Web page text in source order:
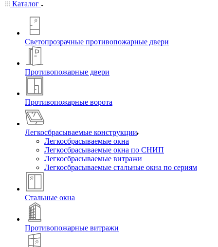
Каталог
Светопрозрачные противопожарные двери
Противопожарные двери
Противопожарные ворота
Легкосбрасываемые конструкции
Легкосбрасываемые окна
Легкосбрасываемые окна по СНИП
Легкосбрасываемые витражи
Легкосбрасываемые стальные окна по сериям
Стальные окна
Противопожарные витражи